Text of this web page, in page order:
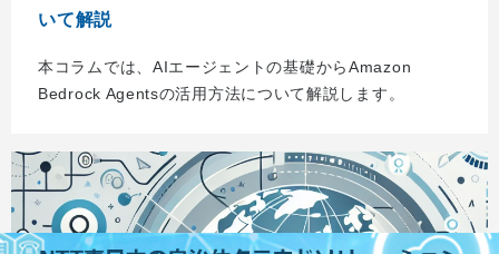
いて解説
本コラムでは、AIエージェントの基礎からAmazon
Bedrock Agentsの活用方法について解説します。